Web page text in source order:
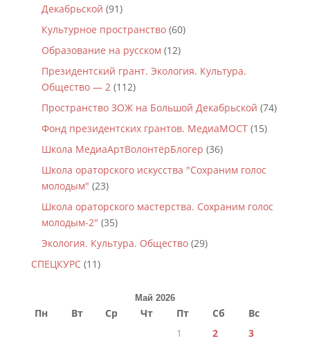
Декабрьской (91)
Культурное пространство(60)
Образование на русском (12)
Президентский грант. Экология. Культура.
Общество — 2(112)
Пространство ЗОЖ на Большой Декабрьской (74)
Фонд президентских грантов. МедиаМОСТ(15)
Школа МедиаАртВолонтёрБлогер (36)
Школа ораторского искусства "Сохраним голос
молодым" (23)
Школа ораторского мастерства. Сохраним голос
молодым-2" (35)
Экология. Культура. Общество(29)
СПЕЦКУРС(11)
Май 2026
Пн Вт Ср Чт Пт Сб
Вс
1
2
3